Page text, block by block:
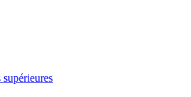
supérieures